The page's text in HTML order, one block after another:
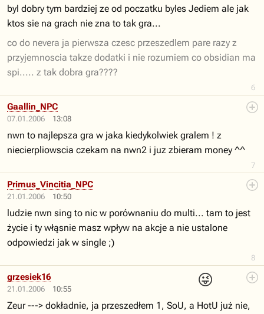
6
byl dobry tym bardziej ze od poczatku byles Jediem ale jak
ktos sie na grach nie zna to tak gra...
co do nevera ja pierwsza czesc przeszedlem pare razy z
przyjemnoscia takze dodatki i nie rozumiem co obsidian ma
spi..... z tak dobra gra????
07.01.2006 13:08
7
Gaallin_NPC
nwn to najlepsza gra w jaka kiedykolwiek gralem ! z
niecierpliowscia czekam na nwn2 i juz zbieram money ^^
21.01.2006 10:50
8
Primus_Vincitia_NPC
ludzie nwn sing to nic w porównaniu do multi... tam to jest
życie i ty włąsnie masz wpływ na akcje a nie ustalone
odpowiedzi jak w single ;)
21.01.2006 10:55
😜
grzesiek16
Zeur ---> dokładnie, ja przeszedłem 1, SoU, a HotU już nie,